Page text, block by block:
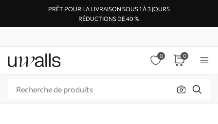
PRÊT POUR LA LIVRAISON SOUS 1 À 3 JOURS
RÉDUCTIONS DE 40 %
0 0